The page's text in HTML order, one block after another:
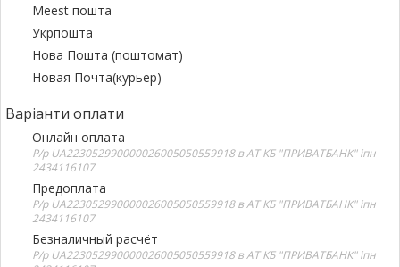
Meest пошта
Укрпошта
Нова Пошта (поштомат)
Новая Почта(курьер)
Варіанти оплати
Онлайн оплата
Р/р UA223052990000026005050559918 в АТ КБ "ПРИВАТБАНК" іпн
2434116107
Предоплата
Р/р UA223052990000026005050559918 в АТ КБ "ПРИВАТБАНК" іпн
2434116107
Безналичный расчёт
Р/р UA223052990000026005050559918 в АТ КБ "ПРИВАТБАНК" іпн